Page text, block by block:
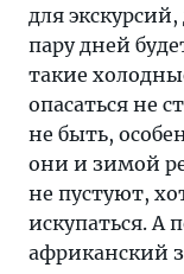
для
пару дней
такие
опасаться не
не быть,
они и зимой
не пустуют,
искупаться. А
африканский